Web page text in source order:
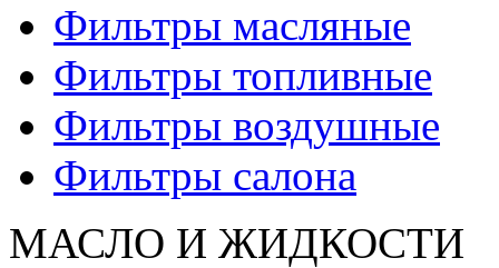
Фильтры масляные
Фильтры топливные
Фильтры воздушные
Фильтры салона
МАСЛО И ЖИДКОCТИ